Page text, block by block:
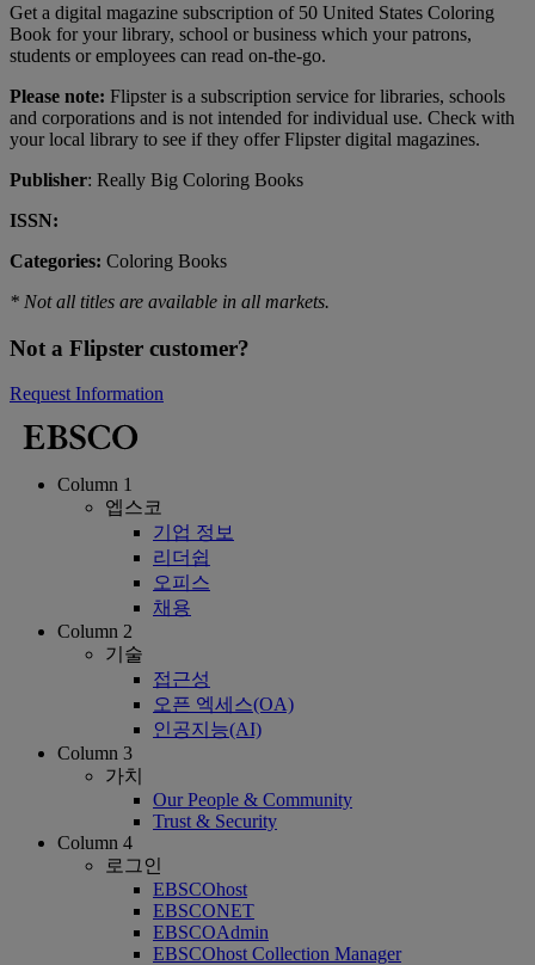
Get a digital magazine subscription of 50 United States Coloring
Book for your library, school or business which your patrons,
students or employees can read on-the-go.
Please note: Flipster is a subscription service for libraries, schools
and corporations and is not intended for individual use. Check with
your local library to see if they offer Flipster digital magazines.
Publisher: Really Big Coloring Books
ISSN:
Categories: Coloring Books
* Not all titles are available in all markets.
Not a Flipster customer?
Request Information
Column 1
엡스코
기업 정보
리더쉽
오피스
채용
Column 2
기술
접근성
오픈 엑세스(OA)
인공지능(AI)
Column 3
가치
Our People & Community
Trust & Security
Column 4
로그인
EBSCOhost
EBSCONET
EBSCOAdmin
EBSCOhost Collection Manager